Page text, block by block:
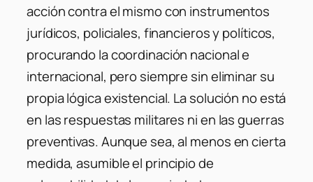
acción contra el mismo con instrumentos
jurídicos, policiales, financieros y políticos,
procurando la coordinación nacional e
internacional, pero siempre sin eliminar su
propia lógica existencial. La solución no está
en las respuestas militares ni en las guerras
preventivas. Aunque sea, al menos en cierta
medida, asumible el principio de